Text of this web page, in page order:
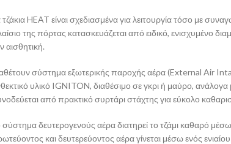
τζάκια HEAT είναι σχεδιασμένα για λειτουργία τόσο με
της πόρτας κατασκευάζεται από ειδικό, ενισχυμένο
αισθητική.
σύστημα εξωτερικής παροχής αέρα (External Air
υλικό IGNITON, διαθέσιμο σε γκρι ή μαύρο, ανάλογα
από πρακτικό συρτάρι στάχτης για εύκολο
σύστημα δευτερογενούς αέρα διατηρεί το τζάμι καθαρό
και δευτερεύοντος αέρα γίνεται μέσω ενός